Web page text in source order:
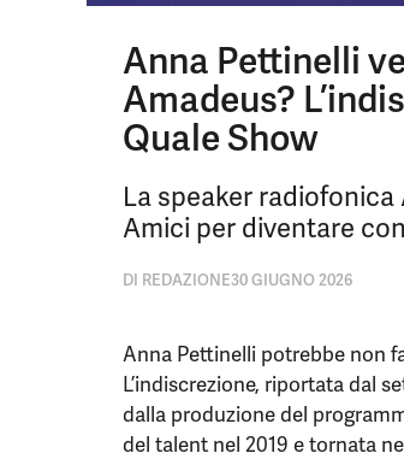
Anna Pettinelli
Amadeus?
Quale Show
La speaker
Amici per diventare
DI REDAZIONE30 GIUGNO 2026
Anna Pettinelli potrebbe non
L’indiscrezione, riportata dal
dalla produzione del
del talent nel 2019 e tornata